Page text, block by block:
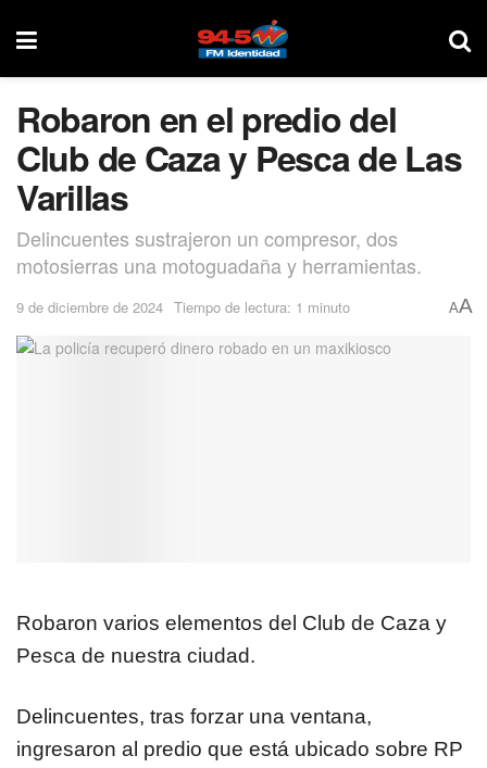
Robaron en el predio del
Club de Caza y Pesca de Las
Varillas
Delincuentes sustrajeron un compresor, dos
motosierras una motoguadaña y herramientas.
9 de diciembre de 2024 Tiempo de lectura: 1 minuto AA
Robaron varios elementos del Club de Caza y
Pesca de nuestra ciudad.
Delincuentes, tras forzar una ventana,
ingresaron al predio que está ubicado sobre RP